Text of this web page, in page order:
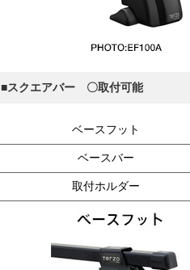
■スクエアバー 〇取付可能
ベースフット
ベースバー
取付ホルダー